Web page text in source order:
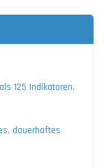
125 Indikatoren.
dauerhaftes